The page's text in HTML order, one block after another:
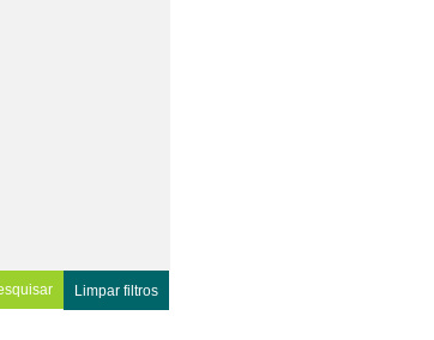
Limpar filtros